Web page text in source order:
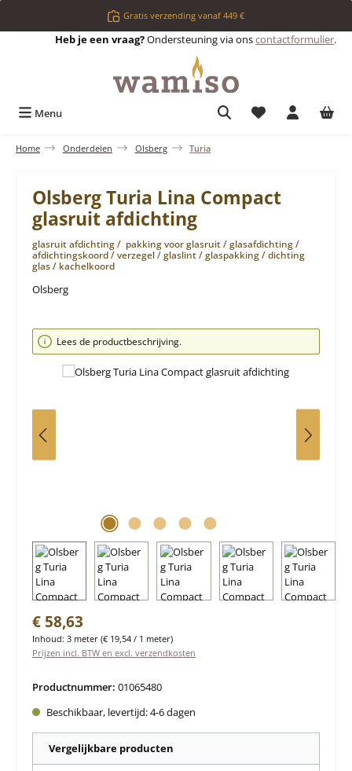
Ga naar de hoofdinhoudGratis verzending vanaf 449 €
Heb je een vraag?Ondersteuning via onscontactformulier.
Menu Je hebt 0 items
Home Onderdelen Olsberg Turia
Olsberg Turia Lina Compact
glasruit afdichting
glasruit afdichting / pakking voor glasruit / glasafdichting /
afdichtingskoord / verzegel / glaslint / glaspakking / dichting
glas / kachelkoord
Olsberg
Afbeeldingengalerij overslaan
Lees de productbeschrijving.
Normale prijs:
€ 58,63
Inhoud: 3 meter (€ 19,54 / 1 meter)
Prijzen incl. BTW en excl. verzendkosten
Productnummer: 01065480
Beschikbaar, levertijd: 4-6 dagen
Vergelijkbare producten